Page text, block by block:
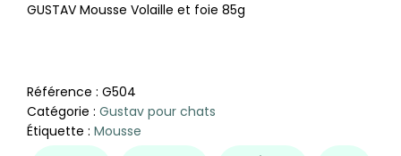
GUSTAV Mousse Volaille et foie 85g
Référence : G504
Catégorie : Gustav pour chats
Étiquette : Mousse